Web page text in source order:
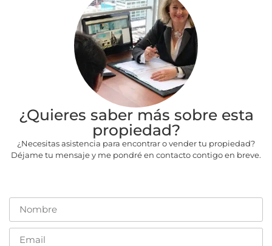
¿Quieres saber más sobre esta
propiedad?
¿Necesitas asistencia para encontrar o vender tu propiedad?
Déjame tu mensaje y me pondré en contacto contigo en breve.